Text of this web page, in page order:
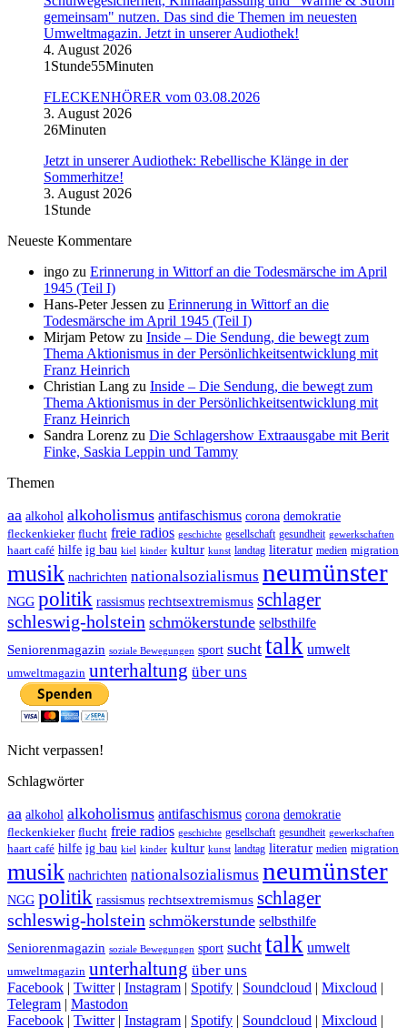
gemeinsam" nutzen. Das sind die Themen im neuesten
Umweltmagazin. Jetzt in unserer Audiothek!
4. August 2026
1Stunde55Minuten
FLECKENHÖRER vom 03.08.2026
3. August 2026
26Minuten
Jetzt in unserer Audiothek: Rebellische Klänge in der
Sommerhitze!
3. August 2026
1Stunde
Neueste Kommentare
ingo zu Erinnerung in Wittorf an die Todesmärsche im April
1945 (Teil I)
Hans-Peter Jessen zu Erinnerung in Wittorf an die
Todesmärsche im April 1945 (Teil I)
Mirjam Petow zu Inside – Die Sendung, die bewegt zum
Thema Aktionismus in der Persönlichkeitsentwicklung mit
Franz Heinrich
Christian Lang zu Inside – Die Sendung, die bewegt zum
Thema Aktionismus in der Persönlichkeitsentwicklung mit
Franz Heinrich
Sandra Lorenz zu Die Schlagershow Extraausgabe mit Berit
Finke, Saskia Leppin und Tammy
Themen
aa alkohol alkoholismus antifaschismus corona demokratie
fleckenkieker flucht freie radios geschichte gesellschaft gesundheit gewerkschaften
haart café hilfe ig bau kiel kinder kultur kunst landtag literatur medien migration
musik nachrichten nationalsozialismus neumünster
NGG politik rassismus rechtsextremismus schlager
schleswig-holstein schmökerstunde selbsthilfe
Seniorenmagazin soziale Bewegungen sport sucht talk umwelt
umweltmagazin unterhaltung über uns
Nicht verpassen!
Schlagwörter
aa alkohol alkoholismus antifaschismus corona demokratie
fleckenkieker flucht freie radios geschichte gesellschaft gesundheit gewerkschaften
haart café hilfe ig bau kiel kinder kultur kunst landtag literatur medien migration
musik nachrichten nationalsozialismus neumünster
NGG politik rassismus rechtsextremismus schlager
schleswig-holstein schmökerstunde selbsthilfe
Seniorenmagazin soziale Bewegungen sport sucht talk umwelt
umweltmagazin unterhaltung über uns
Facebook | Twitter| Instagram | Spotify | Soundcloud | Mixcloud |
Telegram | Mastodon
Facebook | Twitter| Instagram | Spotify | Soundcloud | Mixcloud |